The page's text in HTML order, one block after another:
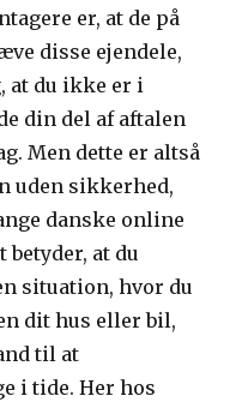
er, at de på
disse ejendele,
at du ikke er i
din del af aftalen
Men dette er altså
uden sikkerhed,
danske online
betyder, at du
situation, hvor du
dit hus eller bil,
til at
i tide. Her hos